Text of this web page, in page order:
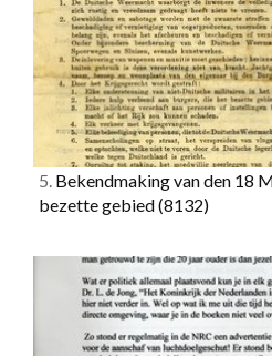
5. Bekendmaking van den 18
bezette gebied(8132)